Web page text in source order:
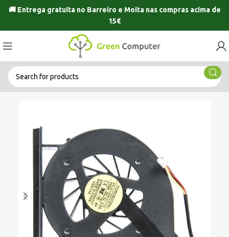
🚚 Entrega gratuita no Barreiro e Moitanas compras acima de
15€